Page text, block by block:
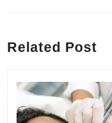
post:
Related Post